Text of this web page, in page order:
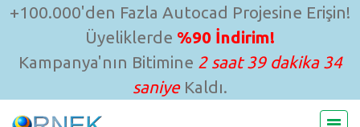
+100.000'den Fazla Autocad Projesine Erişin!
Üyeliklerde %90 İndirim!
Kampanya'nın Bitimine 2 saat 39 dakika 33
saniyeKaldı.